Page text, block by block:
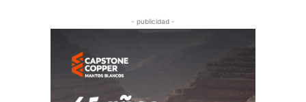
- publicidad -